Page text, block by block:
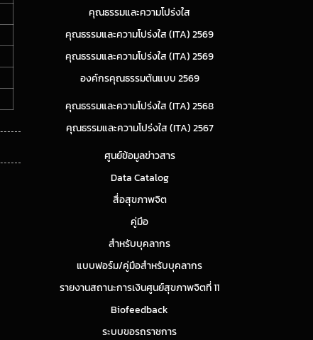
คุณธรรมและความโปร่งใส
คุณธรรมและความโปร่งใส (ITA) 2569
คุณธรรมและความโปร่งใส (ITA) 2569
องค์กรคุณธรรมต้นแบบ 2569
คุณธรรมและความโปร่งใส (ITA) 2568
คุณธรรมและความโปร่งใส (ITA) 2567
ศูนย์ข้อมูลข่าวสาร
Data Catalog
สื่อสุขภาพจิต
คู่มือ
สำหรับบุคลากร
แบบฟอร์ม/คู่มือสำหรับบุคลากร
รายงานสถานะการเงินศูนย์สุขภาพจิตที่ 11
Biofeedback
ระบบขอรถราชการ